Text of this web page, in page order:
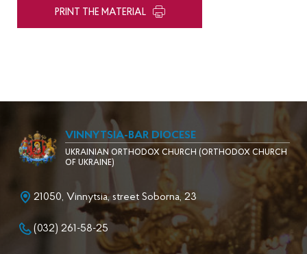
PRINT THE MATERIAL
VINNYTSIA-BAR DIOCESE
UKRAINIAN ORTHODOX CHURCH (ORTHODOX CHURCH
OF UKRAINE)
21050, Vinnytsia, street Soborna, 23
(032) 261-58-25